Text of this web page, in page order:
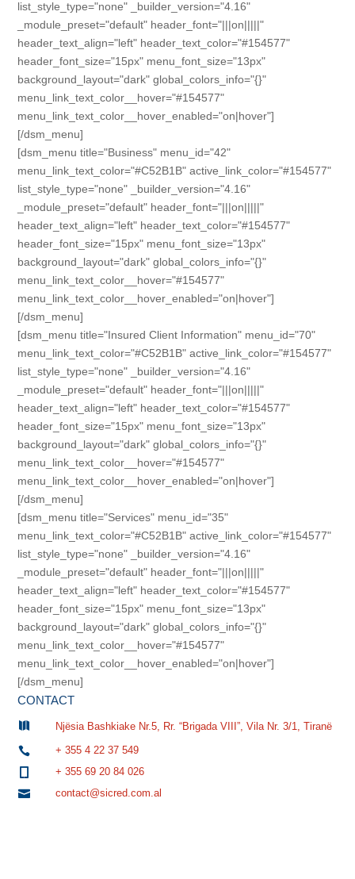
list_style_type="none" _builder_version="4.16"
_module_preset="default" header_font="|||on|||||"
header_text_align="left" header_text_color="#154577"
header_font_size="15px" menu_font_size="13px"
background_layout="dark" global_colors_info="{}"
menu_link_text_color__hover="#154577"
menu_link_text_color__hover_enabled="on|hover"]
[/dsm_menu]
[dsm_menu title="Business" menu_id="42"
menu_link_text_color="#C52B1B" active_link_color="#154577"
list_style_type="none" _builder_version="4.16"
_module_preset="default" header_font="|||on|||||"
header_text_align="left" header_text_color="#154577"
header_font_size="15px" menu_font_size="13px"
background_layout="dark" global_colors_info="{}"
menu_link_text_color__hover="#154577"
menu_link_text_color__hover_enabled="on|hover"]
[/dsm_menu]
[dsm_menu title="Insured Client Information" menu_id="70"
menu_link_text_color="#C52B1B" active_link_color="#154577"
list_style_type="none" _builder_version="4.16"
_module_preset="default" header_font="|||on|||||"
header_text_align="left" header_text_color="#154577"
header_font_size="15px" menu_font_size="13px"
background_layout="dark" global_colors_info="{}"
menu_link_text_color__hover="#154577"
menu_link_text_color__hover_enabled="on|hover"]
[/dsm_menu]
[dsm_menu title="Services" menu_id="35"
menu_link_text_color="#C52B1B" active_link_color="#154577"
list_style_type="none" _builder_version="4.16"
_module_preset="default" header_font="|||on|||||"
header_text_align="left" header_text_color="#154577"
header_font_size="15px" menu_font_size="13px"
background_layout="dark" global_colors_info="{}"
menu_link_text_color__hover="#154577"
menu_link_text_color__hover_enabled="on|hover"]
[/dsm_menu]
CONTACT
 Njësia Bashkiake Nr.5, Rr. “Brigada VIII”, Vila Nr. 3/1, Tiranë

+ 355 4 22 37 549
+ 355 69 20 84 026

contact@sicred.com.al